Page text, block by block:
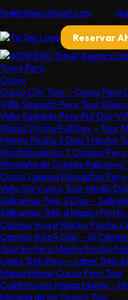
Reservar
Tours Perú
Cusco
Cusco City Tour​ – Cusco Peru
Valle Sagrado Peru Tour
Valle Sagrado Peru Full Day
Machu Picchu Full Day – Tour
Machu Picchu 2 Dias 1 Noche​
Montaña de los 7 Colores Peru​
Montaña de Colores Palccoyo​
Cusco Laguna Humantay Peru
Valle Sur Cusco Tour​ Medio Día
Salkantay Trek 2 Días –
Salkantay Trek a Machu
Camino Inca a Machu Picchu 2
Camino Inca 4 Dias – El
Tour En Peru Machu Picchu
Lares Trek Peru – Lares Trek a
Maras Moray Cusco Peru Tour
Cuatrimotos Maras Moray –
Morada de los Dioses Tour